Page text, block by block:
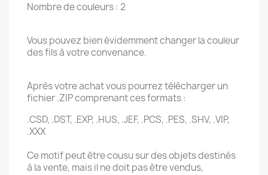
Nombre de couleurs : 2
Vous pouvez bien évidemment changer la couleur
des fils à votre convenance.
Après votre achat vous pourrez télécharger un
fichier .ZIP comprenant ces formats :
.CSD, .DST, .EXP, .HUS, .JEF, .PCS, .PES, .SHV, .VIP,
.XXX
Ce motif peut être cousu sur des objets destinés
à la vente, mais il ne doit pas être vendus,